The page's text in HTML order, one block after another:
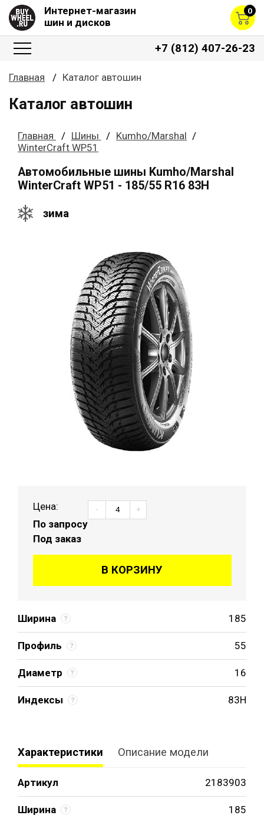
Интернет-магазин
шин и дисков
0
+7 (812) 407-26-23
Главная Каталог автошин
Каталог автошин
Главная Шины
Kumho/Marshal
WinterCraft WP51
Автомобильные шины Kumho/Marshal
WinterCraft WP51 - 185/55 R16 83H
зима
Ширина 185
Профиль 55
Диаметр 16
Индексы 83H
Цена:
По запросу
Под заказ
- +
В КОРЗИНУ
Характеристики Описание модели
Артикул 2183903
Ширина 185